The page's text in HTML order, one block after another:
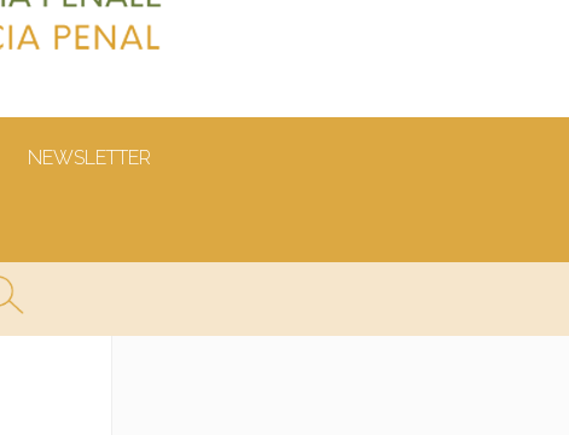
NEWSLETTER